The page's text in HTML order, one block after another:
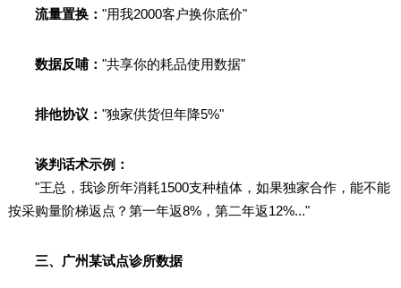
流量置换： "用我2000客户换你底价"
数据反哺： "共享你的耗品使用数据"
排他协议： "独家供货但年降5%"
谈判话术示例：
"王总，我诊所年消耗1500支种植体，如果独家合作，能不能
按采购量阶梯返点？第一年返8%，第二年返12%..."
三、广州某试点诊所数据